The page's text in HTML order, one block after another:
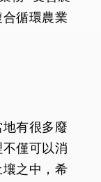
循環農業
有很多廢
僅可以消
之中，希